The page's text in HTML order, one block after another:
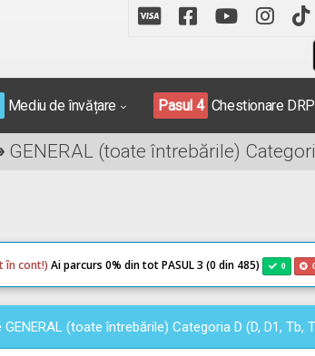
Mediu de învățare Pasul 4 Chestionare
GENERAL (toate întrebările)
în cont!) Ai parcurs 0% din tot PASUL 3 (0 din 485) 0 0
(toate întrebările) Categoria D (D, D1, Tb,